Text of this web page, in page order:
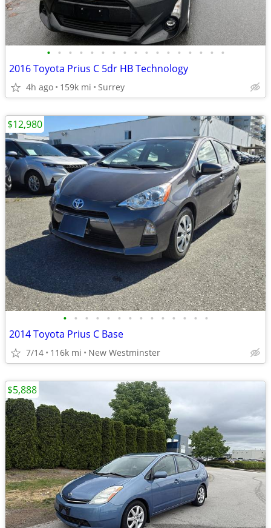
• • • • • • • • • • • • • • • • •
2016 Toyota Prius C 5dr HB Technology
4h ago 159k mi Surrey
• • • • • • • • • • • • • •
2014 Toyota Prius C Base
7/14 116k mi New Westminster
$12,980
$5,888